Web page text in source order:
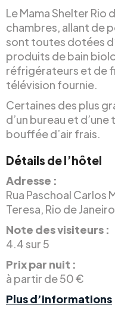
Le Mama Shelter Rio
chambres, allant de
sont toutes dotées
produits de bain
réfrigérateurs et de
télévision fournie.
Certaines des plus
d’un bureau et
bouffée d’air frais.
Détails de l’hôtel
Adresse :
Rua Paschoal Carlos
Teresa, Rio de
Note des visiteurs :
4.4 sur 5
Prix par nuit :
à partir de 50 €
Plus d’informations